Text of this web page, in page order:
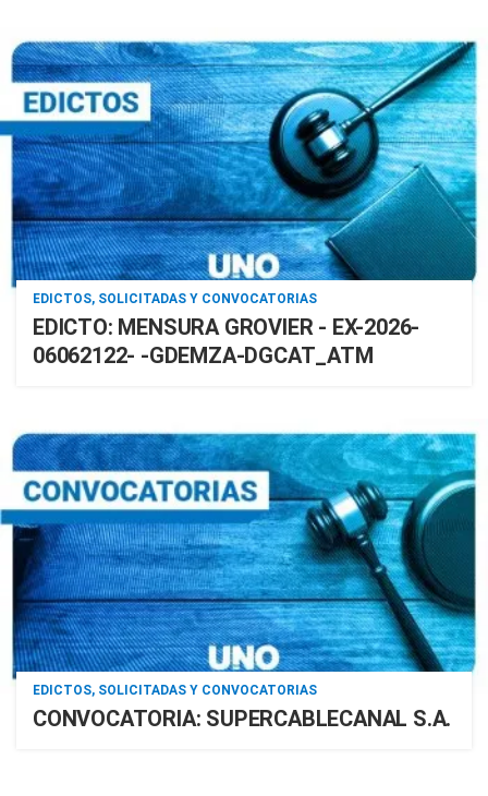
EDICTOS, SOLICITADAS Y CONVOCATORIAS
EDICTO: MENSURA GROVIER - EX-2026-
06062122- -GDEMZA-DGCAT_ATM
EDICTOS, SOLICITADAS Y CONVOCATORIAS
CONVOCATORIA: SUPERCABLECANAL S.A.